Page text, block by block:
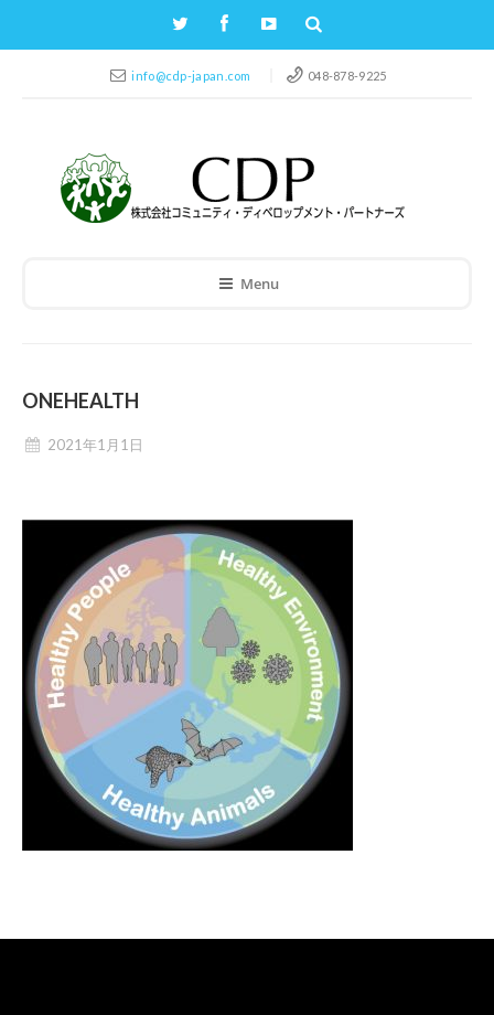
info@cdp-japan.com 048-878-9225
Menu
ONEHEALTH
2021年1月1日